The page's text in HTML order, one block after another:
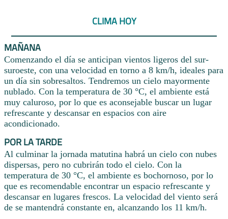
CLIMA HOY
MAÑANA
Comenzando el día se anticipan vientos ligeros del sur-
suroeste, con una velocidad en torno a 8 km/h, ideales para
un día sin sobresaltos. Tendremos un cielo mayormente
nublado. Con la temperatura de 30 °C, el ambiente está
muy caluroso, por lo que es aconsejable buscar un lugar
refrescante y descansar en espacios con aire
acondicionado.
POR LA TARDE
Al culminar la jornada matutina habrá un cielo con nubes
dispersas, pero no cubrirán todo el cielo. Con la
temperatura de 30 °C, el ambiente es bochornoso, por lo
que es recomendable encontrar un espacio refrescante y
descansar en lugares frescos. La velocidad del viento será
de se mantendrá constante en, alcanzando los 11 km/h.